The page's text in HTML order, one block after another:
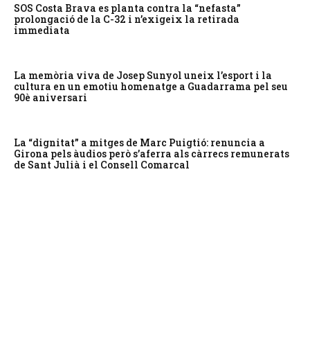
SOS Costa Brava es planta contra la “nefasta”
prolongació de la C-32 i n’exigeix la retirada
immediata
La memòria viva de Josep Sunyol uneix l’esport i la
cultura en un emotiu homenatge a Guadarrama pel seu
90è aniversari
La “dignitat” a mitges de Marc Puigtió: renuncia a
Girona pels àudios però s’aferra als càrrecs remunerats
de Sant Julià i el Consell Comarcal